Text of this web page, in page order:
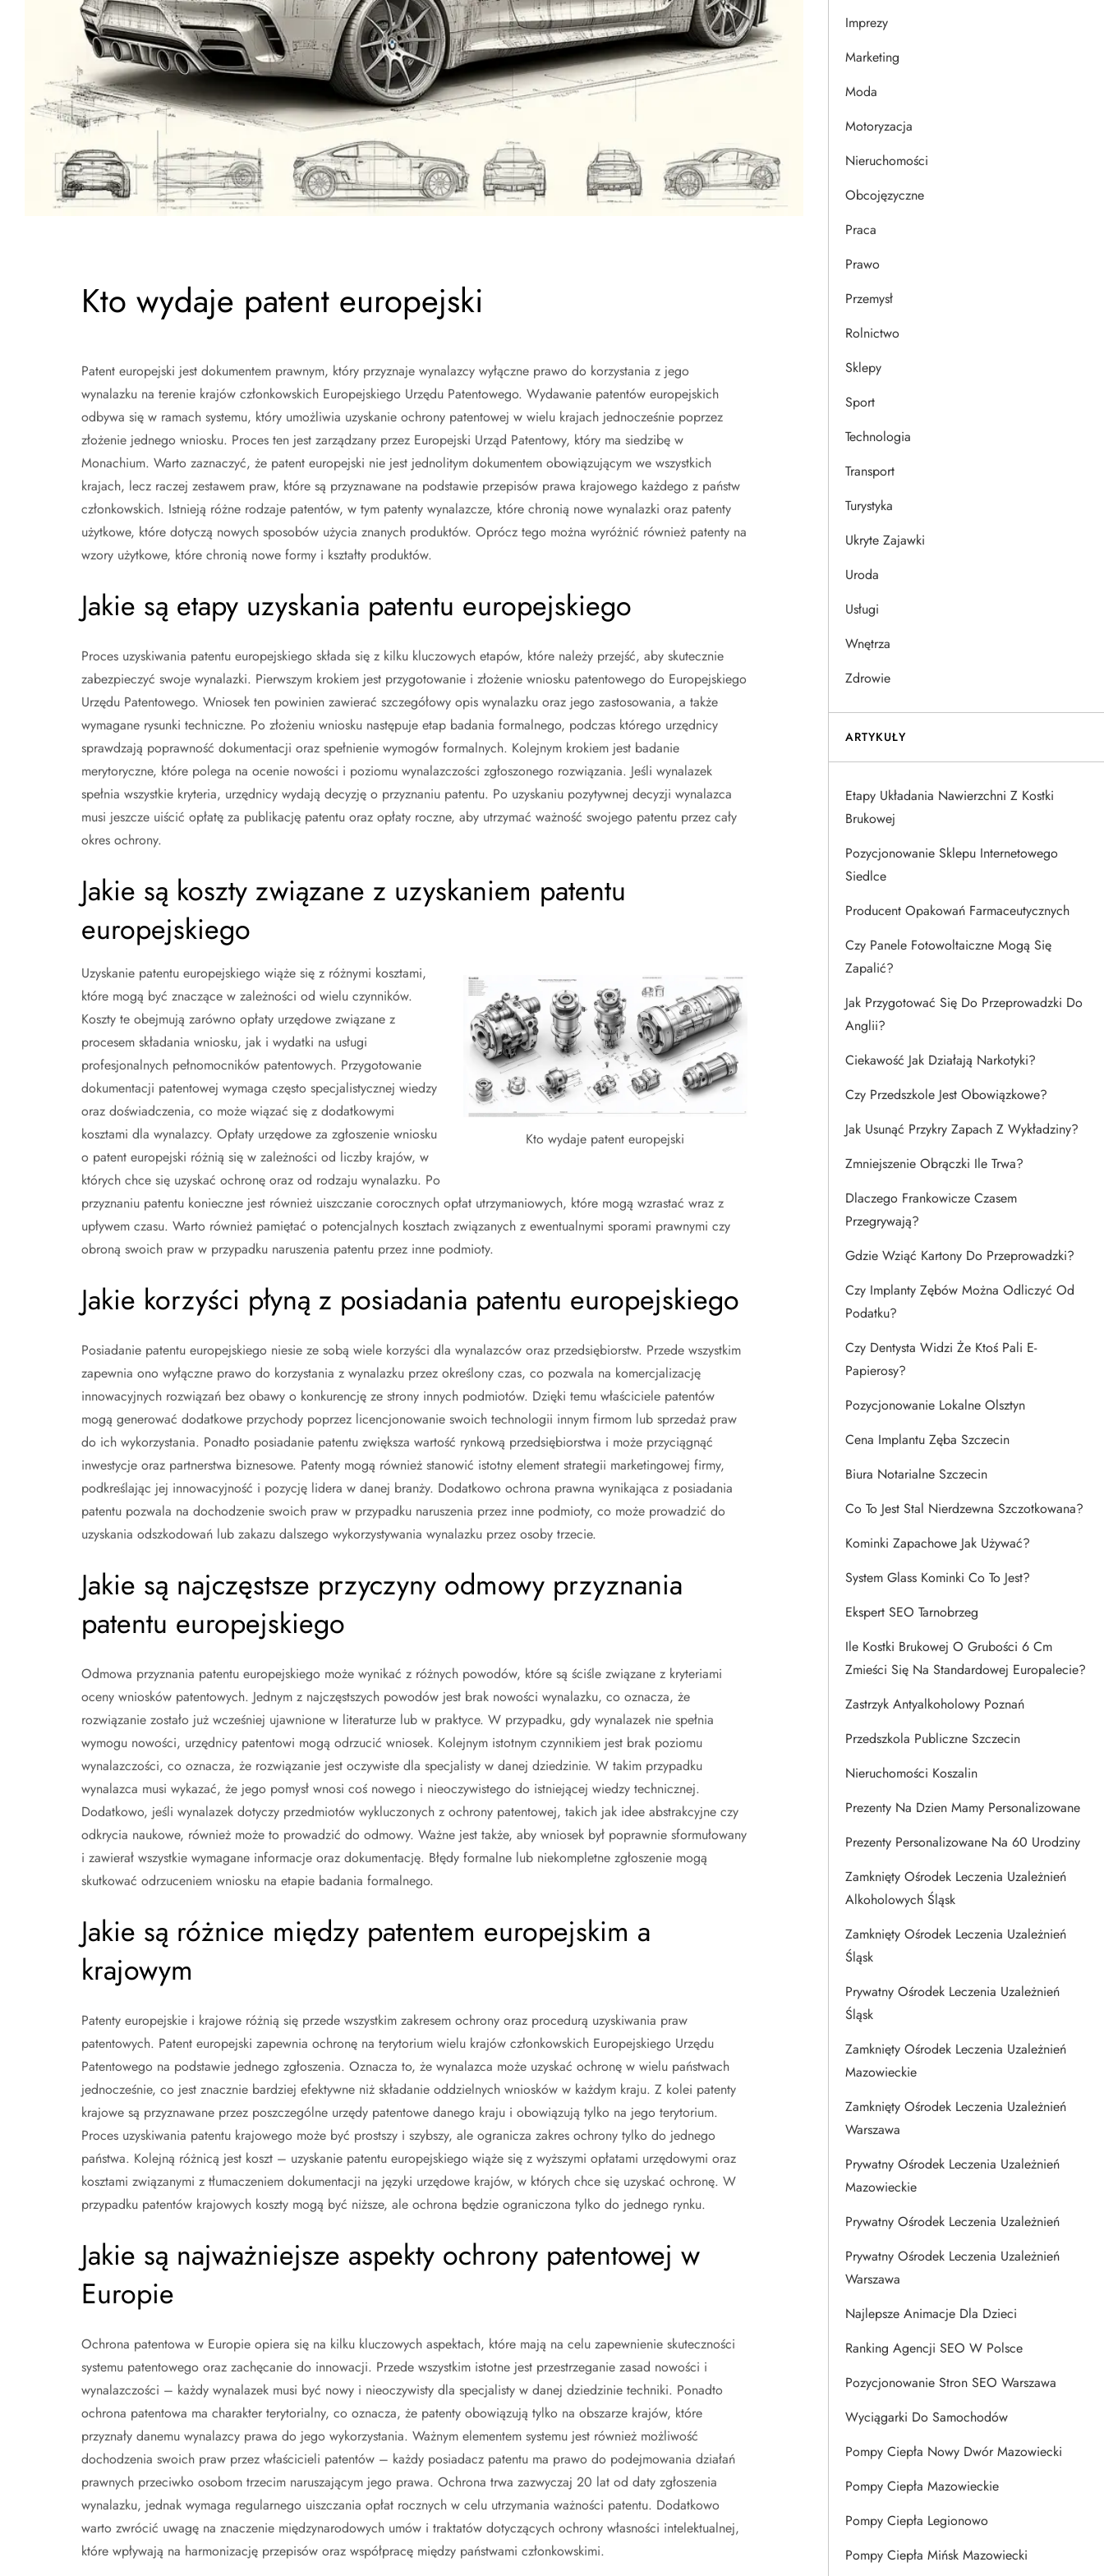
Kto wydaje patent europejski
Patent europejski jest dokumentem prawnym, który przyznaje wynalazcy wyłączne prawo do korzystania z jego
wynalazku na terenie krajów członkowskich Europejskiego Urzędu Patentowego. Wydawanie patentów europejskich
odbywa się w ramach systemu, który umożliwia uzyskanie ochrony patentowej w wielu krajach jednocześnie poprzez
złożenie jednego wniosku. Proces ten jest zarządzany przez Europejski Urząd Patentowy, który ma siedzibę w
Monachium. Warto zaznaczyć, że patent europejski nie jest jednolitym dokumentem obowiązującym we wszystkich
krajach, lecz raczej zestawem praw, które są przyznawane na podstawie przepisów prawa krajowego każdego z państw
członkowskich. Istnieją różne rodzaje patentów, w tym patenty wynalazcze, które chronią nowe wynalazki oraz patenty
użytkowe, które dotyczą nowych sposobów użycia znanych produktów. Oprócz tego można wyróżnić również patenty na
wzory użytkowe, które chronią nowe formy i kształty produktów.
Jakie są etapy uzyskania patentu europejskiego
Proces uzyskiwania patentu europejskiego składa się z kilku kluczowych etapów, które należy przejść, aby skutecznie
zabezpieczyć swoje wynalazki. Pierwszym krokiem jest przygotowanie i złożenie wniosku patentowego do Europejskiego
Urzędu Patentowego. Wniosek ten powinien zawierać szczegółowy opis wynalazku oraz jego zastosowania, a także
wymagane rysunki techniczne. Po złożeniu wniosku następuje etap badania formalnego, podczas którego urzędnicy
sprawdzają poprawność dokumentacji oraz spełnienie wymogów formalnych. Kolejnym krokiem jest badanie
merytoryczne, które polega na ocenie nowości i poziomu wynalazczości zgłoszonego rozwiązania. Jeśli wynalazek
spełnia wszystkie kryteria, urzędnicy wydają decyzję o przyznaniu patentu. Po uzyskaniu pozytywnej decyzji wynalazca
musi jeszcze uiścić opłatę za publikację patentu oraz opłaty roczne, aby utrzymać ważność swojego patentu przez cały
okres ochrony.
Jakie są koszty związane z uzyskaniem patentu
europejskiego
Kto wydaje patent europejski
Uzyskanie patentu europejskiego wiąże się z różnymi kosztami,
które mogą być znaczące w zależności od wielu czynników.
Koszty te obejmują zarówno opłaty urzędowe związane z
procesem składania wniosku, jak i wydatki na usługi
profesjonalnych pełnomocników patentowych. Przygotowanie
dokumentacji patentowej wymaga często specjalistycznej wiedzy
oraz doświadczenia, co może wiązać się z dodatkowymi
kosztami dla wynalazcy. Opłaty urzędowe za zgłoszenie wniosku
o patent europejski różnią się w zależności od liczby krajów, w
których chce się uzyskać ochronę oraz od rodzaju wynalazku. Po
przyznaniu patentu konieczne jest również uiszczanie corocznych opłat utrzymaniowych, które mogą wzrastać wraz z
upływem czasu. Warto również pamiętać o potencjalnych kosztach związanych z ewentualnymi sporami prawnymi czy
obroną swoich praw w przypadku naruszenia patentu przez inne podmioty.
Jakie korzyści płyną z posiadania patentu europejskiego
Posiadanie patentu europejskiego niesie ze sobą wiele korzyści dla wynalazców oraz przedsiębiorstw. Przede wszystkim
zapewnia ono wyłączne prawo do korzystania z wynalazku przez określony czas, co pozwala na komercjalizację
innowacyjnych rozwiązań bez obawy o konkurencję ze strony innych podmiotów. Dzięki temu właściciele patentów
mogą generować dodatkowe przychody poprzez licencjonowanie swoich technologii innym firmom lub sprzedaż praw
do ich wykorzystania. Ponadto posiadanie patentu zwiększa wartość rynkową przedsiębiorstwa i może przyciągnąć
inwestycje oraz partnerstwa biznesowe. Patenty mogą również stanowić istotny element strategii marketingowej firmy,
podkreślając jej innowacyjność i pozycję lidera w danej branży. Dodatkowo ochrona prawna wynikająca z posiadania
patentu pozwala na dochodzenie swoich praw w przypadku naruszenia przez inne podmioty, co może prowadzić do
uzyskania odszkodowań lub zakazu dalszego wykorzystywania wynalazku przez osoby trzecie.
Jakie są najczęstsze przyczyny odmowy przyznania
patentu europejskiego
Odmowa przyznania patentu europejskiego może wynikać z różnych powodów, które są ściśle związane z kryteriami
oceny wniosków patentowych. Jednym z najczęstszych powodów jest brak nowości wynalazku, co oznacza, że
rozwiązanie zostało już wcześniej ujawnione w literaturze lub w praktyce. W przypadku, gdy wynalazek nie spełnia
wymogu nowości, urzędnicy patentowi mogą odrzucić wniosek. Kolejnym istotnym czynnikiem jest brak poziomu
wynalazczości, co oznacza, że rozwiązanie jest oczywiste dla specjalisty w danej dziedzinie. W takim przypadku
wynalazca musi wykazać, że jego pomysł wnosi coś nowego i nieoczywistego do istniejącej wiedzy technicznej.
Dodatkowo, jeśli wynalazek dotyczy przedmiotów wykluczonych z ochrony patentowej, takich jak idee abstrakcyjne czy
odkrycia naukowe, również może to prowadzić do odmowy. Ważne jest także, aby wniosek był poprawnie sformułowany
i zawierał wszystkie wymagane informacje oraz dokumentację. Błędy formalne lub niekompletne zgłoszenie mogą
skutkować odrzuceniem wniosku na etapie badania formalnego.
Jakie są różnice między patentem europejskim a
krajowym
Patenty europejskie i krajowe różnią się przede wszystkim zakresem ochrony oraz procedurą uzyskiwania praw
patentowych. Patent europejski zapewnia ochronę na terytorium wielu krajów członkowskich Europejskiego Urzędu
Patentowego na podstawie jednego zgłoszenia. Oznacza to, że wynalazca może uzyskać ochronę w wielu państwach
jednocześnie, co jest znacznie bardziej efektywne niż składanie oddzielnych wniosków w każdym kraju. Z kolei patenty
krajowe są przyznawane przez poszczególne urzędy patentowe danego kraju i obowiązują tylko na jego terytorium.
Proces uzyskiwania patentu krajowego może być prostszy i szybszy, ale ogranicza zakres ochrony tylko do jednego
państwa. Kolejną różnicą jest koszt – uzyskanie patentu europejskiego wiąże się z wyższymi opłatami urzędowymi oraz
kosztami związanymi z tłumaczeniem dokumentacji na języki urzędowe krajów, w których chce się uzyskać ochronę. W
przypadku patentów krajowych koszty mogą być niższe, ale ochrona będzie ograniczona tylko do jednego rynku.
Jakie są najważniejsze aspekty ochrony patentowej w
Europie
Ochrona patentowa w Europie opiera się na kilku kluczowych aspektach, które mają na celu zapewnienie skuteczności
systemu patentowego oraz zachęcanie do innowacji. Przede wszystkim istotne jest przestrzeganie zasad nowości i
wynalazczości – każdy wynalazek musi być nowy i nieoczywisty dla specjalisty w danej dziedzinie techniki. Ponadto
ochrona patentowa ma charakter terytorialny, co oznacza, że patenty obowiązują tylko na obszarze krajów, które
przyznały danemu wynalazcy prawa do jego wykorzystania. Ważnym elementem systemu jest również możliwość
dochodzenia swoich praw przez właścicieli patentów – każdy posiadacz patentu ma prawo do podejmowania działań
prawnych przeciwko osobom trzecim naruszającym jego prawa. Ochrona trwa zazwyczaj 20 lat od daty zgłoszenia
wynalazku, jednak wymaga regularnego uiszczania opłat rocznych w celu utrzymania ważności patentu. Dodatkowo
warto zwrócić uwagę na znaczenie międzynarodowych umów i traktatów dotyczących ochrony własności intelektualnej,
które wpływają na harmonizację przepisów oraz współpracę między państwami członkowskimi.
Imprezy
Marketing
Moda
Motoryzacja
Nieruchomości
Obcojęzyczne
Praca
Prawo
Przemysł
Rolnictwo
Sklepy
Sport
Technologia
Transport
Turystyka
Ukryte Zajawki
Uroda
Usługi
Wnętrza
Zdrowie
ARTYKUŁY
Etapy Układania Nawierzchni Z Kostki
Brukowej
Pozycjonowanie Sklepu Internetowego
Siedlce
Producent Opakowań Farmaceutycznych
Czy Panele Fotowoltaiczne Mogą Się
Zapalić?
Jak Przygotować Się Do Przeprowadzki Do
Anglii?
Ciekawość Jak Działają Narkotyki?
Czy Przedszkole Jest Obowiązkowe?
Jak Usunąć Przykry Zapach Z Wykładziny?
Zmniejszenie Obrączki Ile Trwa?
Dlaczego Frankowicze Czasem
Przegrywają?
Gdzie Wziąć Kartony Do Przeprowadzki?
Czy Implanty Zębów Można Odliczyć Od
Podatku?
Czy Dentysta Widzi Że Ktoś Pali E-
Papierosy?
Pozycjonowanie Lokalne Olsztyn
Cena Implantu Zęba Szczecin
Biura Notarialne Szczecin
Co To Jest Stal Nierdzewna Szczotkowana?
Kominki Zapachowe Jak Używać?
System Glass Kominki Co To Jest?
Ekspert SEO Tarnobrzeg
Ile Kostki Brukowej O Grubości 6 Cm
Zmieści Się Na Standardowej Europalecie?
Zastrzyk Antyalkoholowy Poznań
Przedszkola Publiczne Szczecin
Nieruchomości Koszalin
Prezenty Na Dzien Mamy Personalizowane
Prezenty Personalizowane Na 60 Urodziny
Zamknięty Ośrodek Leczenia Uzależnień
Alkoholowych Śląsk
Zamknięty Ośrodek Leczenia Uzależnień
Śląsk
Prywatny Ośrodek Leczenia Uzależnień
Śląsk
Zamknięty Ośrodek Leczenia Uzależnień
Mazowieckie
Zamknięty Ośrodek Leczenia Uzależnień
Warszawa
Prywatny Ośrodek Leczenia Uzależnień
Mazowieckie
Prywatny Ośrodek Leczenia Uzależnień
Prywatny Ośrodek Leczenia Uzależnień
Warszawa
Najlepsze Animacje Dla Dzieci
Ranking Agencji SEO W Polsce
Pozycjonowanie Stron SEO Warszawa
Wyciągarki Do Samochodów
Pompy Ciepła Nowy Dwór Mazowiecki
Pompy Ciepła Mazowieckie
Pompy Ciepła Legionowo
Pompy Ciepła Mińsk Mazowiecki